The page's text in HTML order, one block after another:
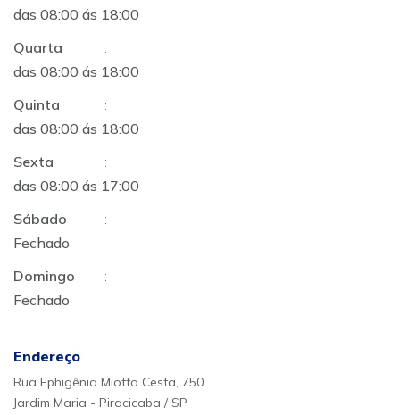
das 08:00 ás 18:00
Quarta
:
das 08:00 ás 18:00
Quinta
:
das 08:00 ás 18:00
Sexta
:
das 08:00 ás 17:00
Sábado
:
Fechado
Domingo
:
Fechado
Endereço
Rua Ephigênia Miotto Cesta, 750
Jardim Maria - Piracicaba / SP